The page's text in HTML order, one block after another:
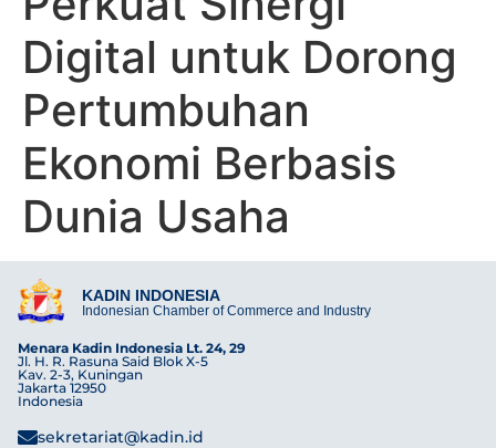
Digital untuk Dorong
Pertumbuhan
Ekonomi Berbasis
Dunia Usaha
KADIN INDONESIA
Indonesian Chamber of Commerce and Industry
Menara Kadin Indonesia Lt. 24, 29
Jl. H. R. Rasuna Said Blok X-5
Kav. 2-3, Kuningan
Jakarta 12950
Indonesia
sekretariat@kadin.id